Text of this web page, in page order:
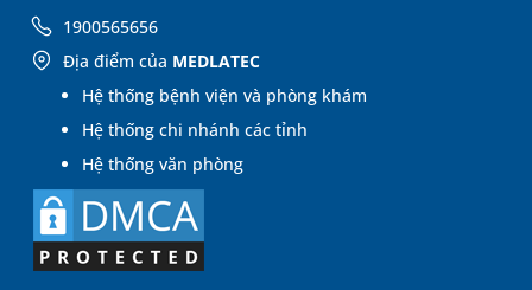
1900565656
Địa điểm của MEDLATEC
Hệ thống bệnh viện và phòng khám
Hệ thống chi nhánh các tỉnh
Hệ thống văn phòng